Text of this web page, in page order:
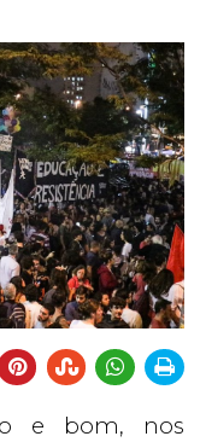
e bom, nos